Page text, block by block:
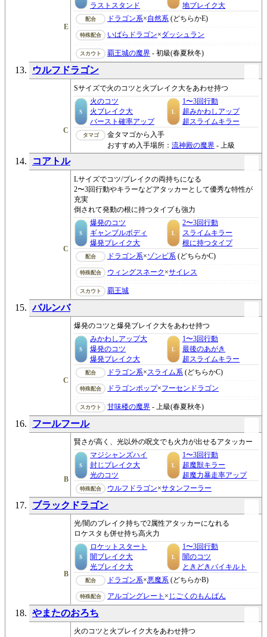
E
ラストスタンド
地ブレイク大
配合 ドラゴン系×自然系 (どちらかE)
特殊配合 いばらドラゴン×ダッシュラン
スカウト 覇王城の魔界 - 初級(春夏秋冬)
ウルフドラゴン
C
Sサイズで火のコツと火ブレイク大をあわせ持つ
S
火のコツ
火ブレイク大
バースト確率アップ
L
1〜3回行動
超みかわしアップ
超スライムキラー
タマゴ
金タマゴから入手
おすすめ入手場所： 流神殿の魔界 - 上級
コアトル
C
Lサイズでコツ/ブレイクの両持ちになる
2〜3回行動やキラーなどアタッカーとして優秀な特性が
充実
倒されて発動の根に持つタイプも強力
S
爆発のコツ
ギャンブルボディ
爆発ブレイク大
L
2〜3回行動
スライムキラー
根に持つタイプ
配合 ドラゴン系×ゾンビ系 (どちらかC)
特殊配合 ウィングスネーク ×サイレス
スカウト 覇王城
バルンバ
C
爆発のコツと爆発ブレイク大をあわせ持つ
S
みかわしアップ大
爆発のコツ
爆発ブレイク大
L
1〜3回行動
最後のあがき
超スライムキラー
配合 ドラゴン系× スライム系 (どちらかC)
特殊配合 ドラゴンポップ×フーセンドラゴン
スカウト 甘味楼の魔界 - 上級(春夏秋冬)
フールフール
B
賢さが高く、光以外の呪文でも火力が出せるアタッカー
S
マジシャンズハイ
封じブレイク大
光のコツ
L
1〜3回行動
超魔獣キラー
超魔力暴走率アップ
特殊配合 ウルフドラゴン×サタンフーラー
ブラックドラゴン
B
光/闇のブレイク持ちで2属性アタッカーになれる
ロケスタも併せ持ち高火力
S
ロケットスタート
闇ブレイク大
光ブレイク大
L
1〜3回行動
闇のコツ
ときどきバイキルト
配合 ドラゴン系×悪魔系 (どちらかB)
特殊配合 アルゴングレート × じごくのもんばん
やまたのおろち
火のコツと火ブレイク大をあわせ持つ